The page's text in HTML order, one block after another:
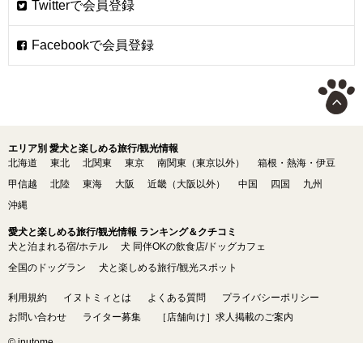
エリア別 愛犬と楽しめる旅行/観光情報
北海道
東北 北関東 東京 南関東（東京以外）
箱根・熱海・伊豆
甲信越
北陸 東海 大阪 近畿（大阪以外） 中国 四国
九州
沖縄
愛犬と楽しめる旅行/観光情報 ランキング＆クチコミ
犬と泊まれる宿/ホテル
犬 同伴OKの飲食店/ドッグカフェ
全国のドッグラン
犬と楽しめる旅行/観光スポット
利用規約 イヌトミィとは よくある質問
プライバシーポリシー
お問い合わせ
ライター募集 ［店舗向け］求人掲載のご案内